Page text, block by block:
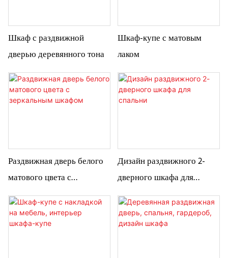
Шкаф с раздвижной
дверью деревянного тона
Шкаф-купе с матовым
лаком
Раздвижная дверь белого
матового цвета с
зеркальным шкафом
Дизайн раздвижного 2-
дверного шкафа для
спальни